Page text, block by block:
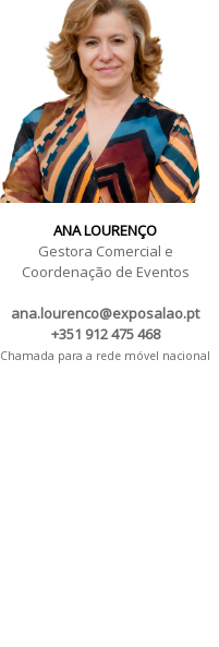
ANA LOURENÇO
Gestora Comercial e
Coordenação de Eventos
ana.lourenco@exposalao.pt
+351 912 475 468
Chamada para a rede móvel nacional